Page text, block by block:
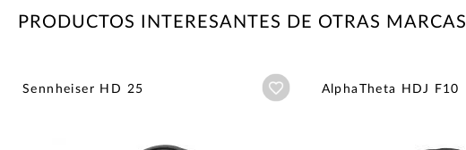
PRODUCTOS INTERESANTES DE OTRAS MARCAS
Sennheiser HD 25 Añadir a wishlist
AlphaTheta HDJ F10